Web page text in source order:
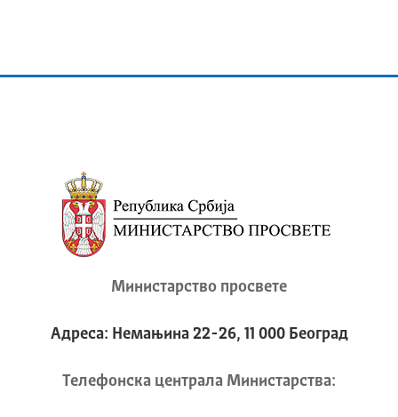
Министарство просвете
Адреса: Немањина 22-26, 11 000 Београд
Телeфонска централа Mинистарства: